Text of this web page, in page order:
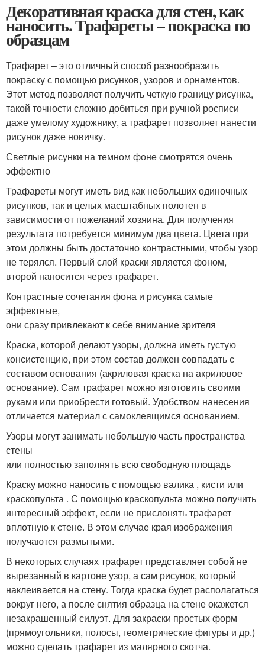
Декоративная краска для стен, как
наносить. Трафареты – покраска по
образцам
Трафарет – это отличный способ разнообразить
покраску с помощью рисунков, узоров и орнаментов.
Этот метод позволяет получить четкую границу рисунка,
такой точности сложно добиться при ручной росписи
даже умелому художнику, а трафарет позволяет нанести
рисунок даже новичку.
Светлые рисунки на темном фоне смотрятся очень
эффектно
Трафареты могут иметь вид как небольших одиночных
рисунков, так и целых масштабных полотен в
зависимости от пожеланий хозяина. Для получения
результата потребуется минимум два цвета. Цвета при
этом должны быть достаточно контрастными, чтобы узор
не терялся. Первый слой краски является фоном,
второй наносится через трафарет.
Контрастные сочетания фона и рисунка самые
эффектные,
они сразу привлекают к себе внимание зрителя
Краска, которой делают узоры, должна иметь густую
консистенцию, при этом состав должен совпадать с
составом основания (акриловая краска на акриловое
основание). Сам трафарет можно изготовить своими
руками или приобрести готовый. Удобством нанесения
отличается материал с самоклеящимся основанием.
Узоры могут занимать небольшую часть пространства
стены
или полностью заполнять всю свободную площадь
Краску можно наносить с помощью валика , кисти или
краскопульта . С помощью краскопульта можно получить
интересный эффект, если не прислонять трафарет
вплотную к стене. В этом случае края изображения
получаются размытыми.
В некоторых случаях трафарет представляет собой не
вырезанный в картоне узор, а сам рисунок, который
наклеивается на стену. Тогда краска будет располагаться
вокруг него, а после снятия образца на стене окажется
незакрашенный силуэт. Для закраски простых форм
(прямоугольники, полосы, геометрические фигуры и др.)
можно сделать трафарет из малярного скотча.